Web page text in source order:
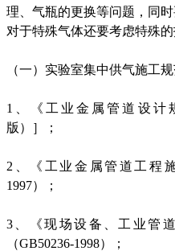
理、气瓶的更换等问题，同
对于特殊气体还要考虑特殊的
（一）实验室集中供气施工
1、《工业金属管道设计
版）］；
2、《工业金属管道工程
1997）；
3、《现场设备、工业管
（GB50236-1998）；